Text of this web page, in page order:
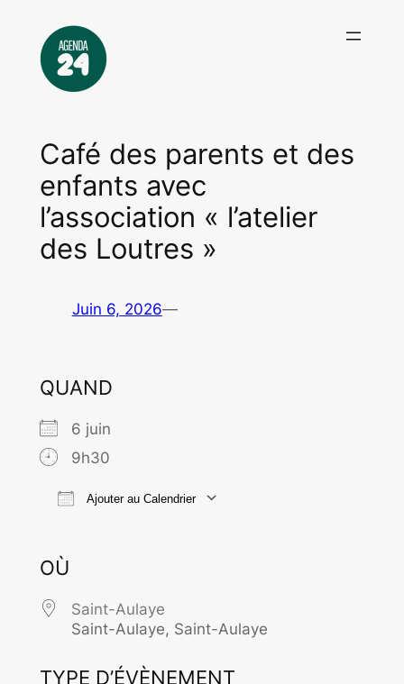
contenu
Café des parents et des
enfants avec
l’association « l’atelier
des Loutres »
Juin 6, 2026—
QUAND
6 juin
9h30
Ajouter au Calendrier
OÙ
Saint-Aulaye
Saint-Aulaye, Saint-Aulaye
TYPE D’ÉVÈNEMENT